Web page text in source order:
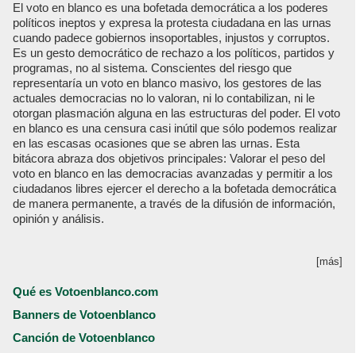
El voto en blanco es una bofetada democrática a los poderes
políticos ineptos y expresa la protesta ciudadana en las urnas
cuando padece gobiernos insoportables, injustos y corruptos.
Es un gesto democrático de rechazo a los políticos, partidos y
programas, no al sistema. Conscientes del riesgo que
representaría un voto en blanco masivo, los gestores de las
actuales democracias no lo valoran, ni lo contabilizan, ni le
otorgan plasmación alguna en las estructuras del poder. El voto
en blanco es una censura casi inútil que sólo podemos realizar
en las escasas ocasiones que se abren las urnas. Esta
bitácora abraza dos objetivos principales: Valorar el peso del
voto en blanco en las democracias avanzadas y permitir a los
ciudadanos libres ejercer el derecho a la bofetada democrática
de manera permanente, a través de la difusión de información,
opinión y análisis.
[más]
Qué es Votoenblanco.com
Banners de Votoenblanco
Canción de Votoenblanco